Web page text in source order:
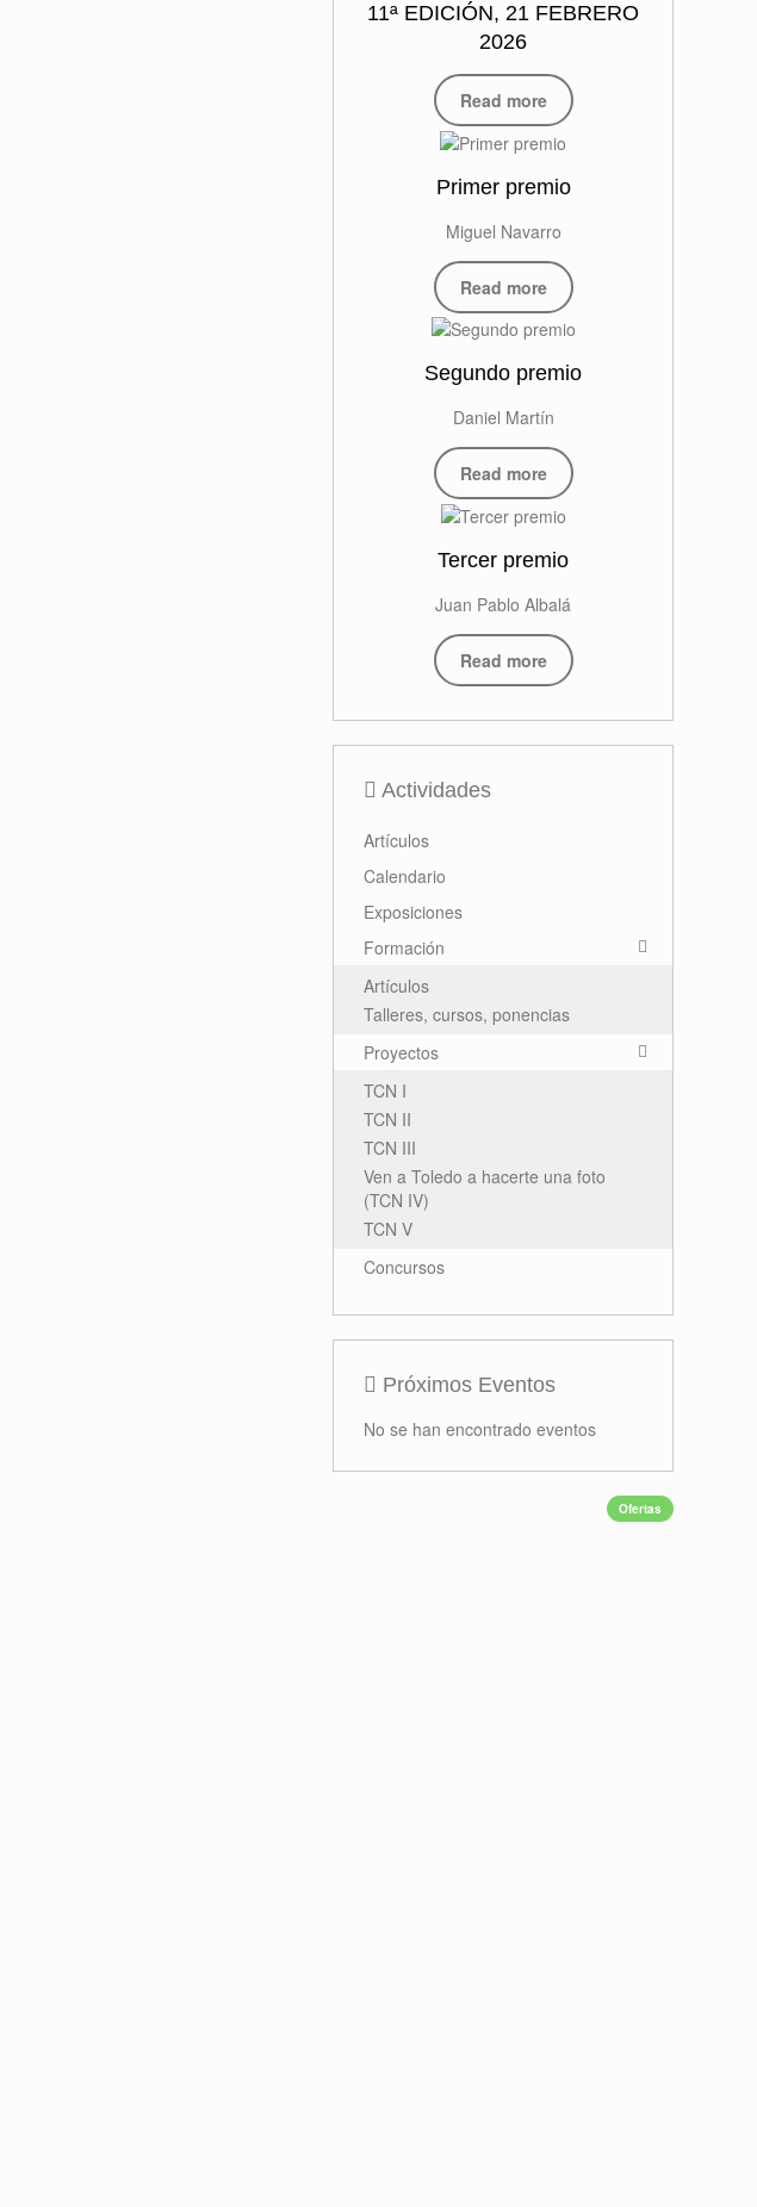
11ª EDICIÓN, 21 FEBRERO
2026
Read more
Primer premio
Miguel Navarro
Read more
Segundo premio
Daniel Martín
Read more
Tercer premio
Juan Pablo Albalá
Read more
Actividades
Artículos
Calendario
Exposiciones
Formación
Artículos
Talleres, cursos, ponencias
Proyectos
TCN I
TCN II
TCN III
Ven a Toledo a hacerte una foto
(TCN IV)
TCN V
Concursos
Próximos Eventos
No se han encontrado eventos
Ofertas